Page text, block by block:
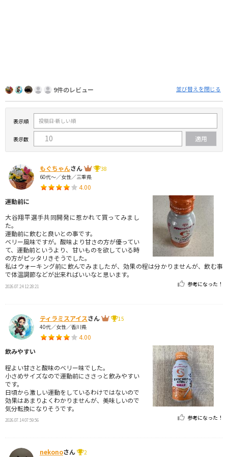
9件のレビュー 並び替えを閉じる
表示順
表示数
もぐちゃんさん
38
60代～／女性／三重県
4.00
運動前に
大谷翔平選手共同開発に惹かれて買ってみまし
た。
運動前に飲むと良いとの事です。
ベリー風味ですが。酸味より甘さの方が優ってい
て、運動前というより、甘いものを欲している時
の方がピッタリきそうでした。
私はウォーキング前に飲んでみましたが、効果の程は分かりませんが、飲む事
で体温調節などが出来ればいいなと思います。
2026.07.24 12:28:21 参考になった！
ティラミスアイスさん
15
40代／女性／香川県
4.00
飲みやすい
程よい甘さと酸味のベリー味でした。
小さめサイズなので運動前にささっと飲みやすい
です。
日頃から激しい運動をしているわけではないので
効果はあまりよくわかりませんが、美味しいので
気分転換になりそうです。
2026.07.14 07:59:56 参考になった！
nekonoさん
2